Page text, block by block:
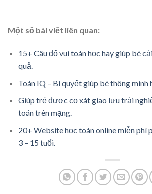
Một số bài viết liên quan:
15+ Câu đố vui toán học hay giúp bé
quả.
Toán IQ – Bí quyết giúp bé thông minh
Giúp trẻ được cọ xát giao lưu trải
toán trên mạng.
20+ Website học toán online miễn
3 – 15 tuổi.